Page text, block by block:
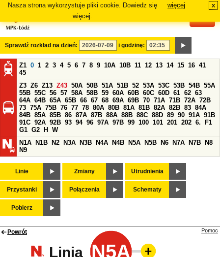
Nasza strona wykorzystuje pliki cookie. Dowiedz się
więcej.
więcej x
Sprawdź rozkład na dzień: i godzinę:
Z1 0 1 2 3 4 5 6 7 8 9 10A 10B 11 12 13 14 15 16 41
45
Z3 Z6 Z13 Z43 50A 50B 51A 51B 52 53A 53C 53B 54B 55A
55B 55C 56 57 58A 58B 59 60A 60B 60C 60D 61 62 63
64A 64B 65A 65B 66 67 68 69A 69B 70 71A 71B 72A 72B
73 75A 75B 76 77 78 80A 80B 81A 81B 82A 82B 83 84A
84B 85A 85B 86 87A 87B 88A 88B 88C 88D 89 90 91A 91B
91C 92A 92B 93 94 96 97A 97B 99 100 101 201 202 6.
F1
G1 G2 H
W
N1A
N1B N2 N3A N3B N4A N4B N5A N5B N6 N7A N7B
N8
N9
Linie Zmiany Utrudnienia
Przystanki Połączenia Schematy
Pobierz
Powrót
Linia N5A
Pomoc